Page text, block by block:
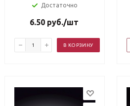
Достаточно
6.50руб./шт
В КОРЗИНУ